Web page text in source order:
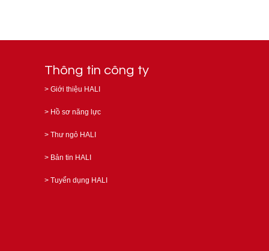
Thông tin công ty
> Giới thiệu HALI
> Hồ sơ năng lực
> Thư ngỏ HALI
> Bản tin HALI
> Tuyển dụng HALI